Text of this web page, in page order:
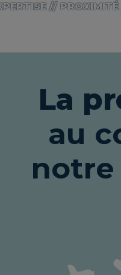
//
La
au